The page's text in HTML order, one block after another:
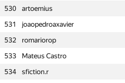
530
artoemius
531
joaopedroaxavier
532
romariorop
533
Mateus Castro
534
sfiction.r
507
kukulianski
508
Vikram Singh Panwar
509
YusupovAzat1990
510
makarich1995
511
Misha Prigara